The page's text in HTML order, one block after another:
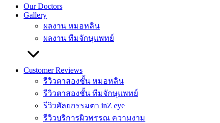
Our Doctors
Gallery
ผลงาน หมอหลิน
ผลงาน ทีมจักษุแพทย์
Customer Reviews
รีวิวตาสองชั้น หมอหลิน
รีวิวตาสองชั้น ทีมจักษุแพทย์
รีวิวศัลยกรรมตา inZ eye
รีวิวบริการผิวพรรณ ความงาม